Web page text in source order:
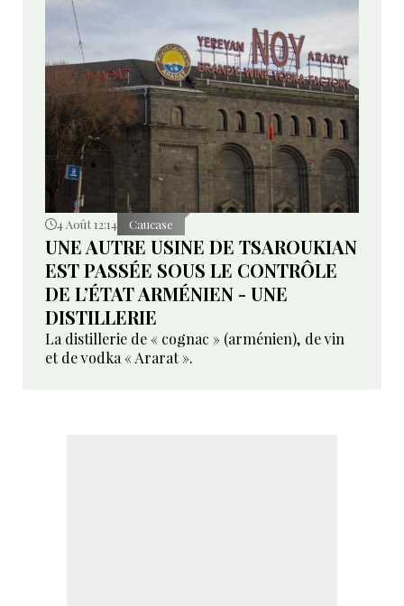
4 Août 12:14 Caucase
UNE AUTRE USINE DE TSAROUKIAN
EST PASSÉE SOUS LE CONTRÔLE
DE L’ÉTAT ARMÉNIEN - UNE
DISTILLERIE
La distillerie de « cognac » (arménien), de vin
et de vodka « Ararat ».